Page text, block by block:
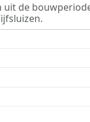
uit de